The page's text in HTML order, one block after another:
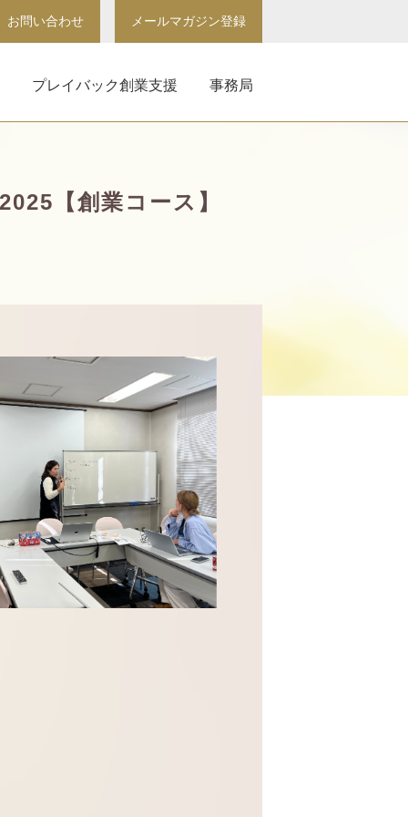
お問い合わせ メールマガジン登録
事務局
プレイバック創業支援
【創業コース】